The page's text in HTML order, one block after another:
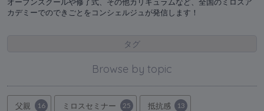
オープンスクールや修了式、その他カリキュラムなど、全国のミロスア
カデミーでのできごとをコンシェルジュが発信します！
タグ
Browse by topic
父親 16 ミロスセミナー 25 抵抗感 13